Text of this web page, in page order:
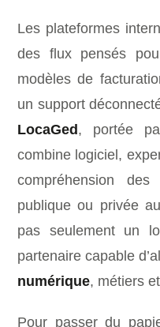
Les plateformes
des flux pensés
modèles de
un support
LocaGed , portée
combine logiciel,
compréhension
publique ou privée
pas seulement un
partenaire capable
numérique, métiers
Pour passer du